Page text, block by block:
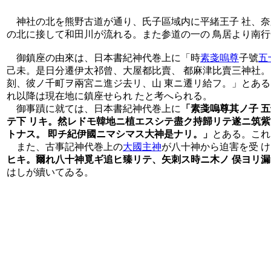
神社の北を熊野古道が通り、氏子區域内に平緒王子 社、
の北に接して和田川が流れる。また参道の一の 鳥居より南
御鎮座の由來は、日本書紀神代巻上に「時素戔嗚尊子號五
己未。是日分遷伊太祁曾、大屋都比賣、 都麻津比賣三神社
刻、彼ノ千町ヲ兩宮ニ進ジ去リ、山 東ニ遷リ給フ。」とあ
れ以降は現在地に鎮座せられ たと考へられる。
御事蹟に就ては、日本書紀神代巻上に
「素戔嗚尊其ノ子
テ下 リキ。然レドモ韓地ニ植エスシテ盡ク持歸リテ遂ニ筑
トナス。 即チ紀伊國ニマシマス大神是ナリ。」 とある。こ
また、古事記神代巻上の大國主神が八十神から迫害を受
ヒキ。爾れ八十神覓ギ追ヒ臻リテ、矢刺ス時ニ木ノ 俣ヨリ
はしが續いてゐる。